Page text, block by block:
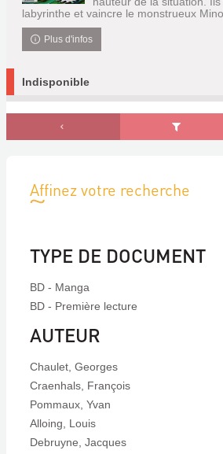
labyrinthe et vaincre le monstrueux
Plus d'infos
Indisponible
Affinez votre recherche
TYPE DE DOCUMENT
BD - Manga
BD - Première lecture
AUTEUR
Chaulet, Georges
Craenhals, François
Pommaux, Yvan
Alloing, Louis
Debruyne, Jacques